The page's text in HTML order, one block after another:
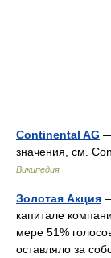
Continental AG
значения, см.
Википедия
Золотая Акция
капитале
мере 51%
оставляло за